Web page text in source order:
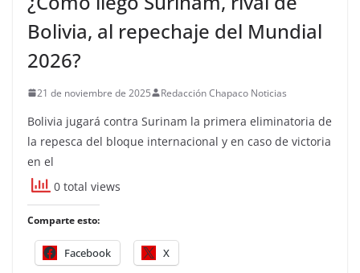
Bolivia, al repechaje del Mundial
2026?
21 de noviembre de 2025 Redacción Chapaco Noticias
Bolivia jugará contra Surinam la primera eliminatoria de
la repesca del bloque internacional y en caso de victoria
en el
0 total views
Comparte esto:
Facebook X